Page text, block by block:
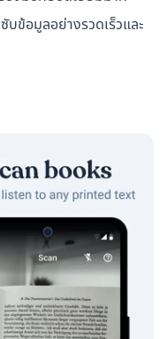
ข้อมูลอย่างรวดเร็วและ